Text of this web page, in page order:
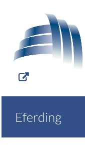
Eferding